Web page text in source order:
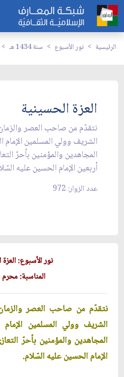
الرئيسية نور الأسبوع سنة 1434 هـ
العزة الحسينية
نتقدّم من صاحب العصر
الشريف وولي المسلمين
المجاهدين والمؤمنين بأحرّ
أربعين الإمام الحسين عليه
عدد الزوار: 972
نور الأسبوع:
المناسبة: محرم
نتقدّم من صاحب العصر
الشريف وولي المسلمين
المجاهدين والمؤمنين بأحرّ
الإمام الحسين عليه السّلام.